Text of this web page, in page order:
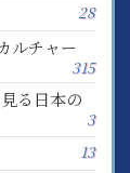
28
ルチャー
315
る日本の
3
13